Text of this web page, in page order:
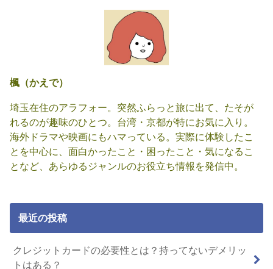
楓（かえで）
埼玉在住のアラフォー。突然ふらっと旅に出て、たそが
れるのが趣味のひとつ。台湾・京都が特にお気に入り。
海外ドラマや映画にもハマっている。実際に体験したこ
とを中心に、面白かったこと・困ったこと・気になるこ
となど、あらゆるジャンルのお役立ち情報を発信中。
最近の投稿
クレジットカードの必要性とは？持ってないデメリッ
トはある？